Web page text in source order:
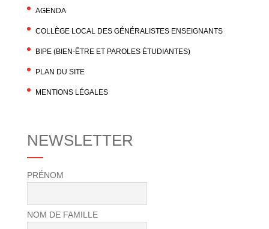
AGENDA
COLLÈGE LOCAL DES GÉNÉRALISTES ENSEIGNANTS
BIPE (BIEN-ÊTRE ET PAROLES ÉTUDIANTES)
PLAN DU SITE
MENTIONS LÉGALES
NEWSLETTER
PRÉNOM
NOM DE FAMILLE